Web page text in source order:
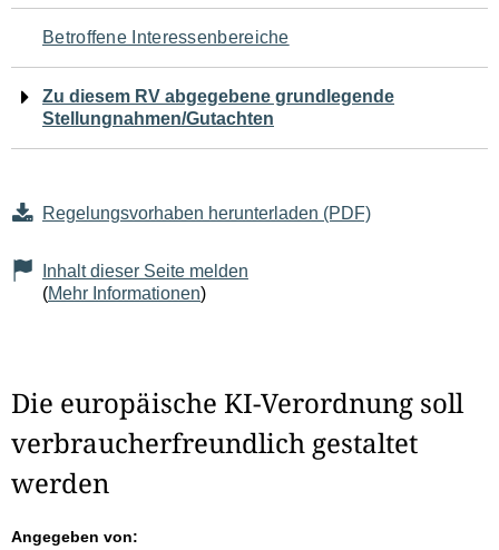
den
Seiteninhalt
Betroffene Interessenbereiche
Zu diesem RV abgegebene grundlegende
Stellungnahmen/Gutachten
Regelungsvorhaben herunterladen (PDF)
Inhalt dieser Seite melden
(Mehr Informationen)
Die europäische KI-Verordnung soll
verbraucherfreundlich gestaltet
werden
Angegeben von: